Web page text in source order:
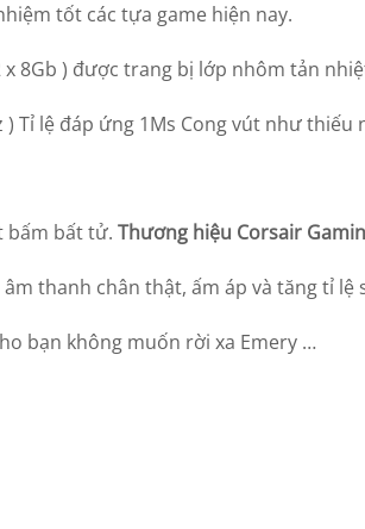
tốt các tựa game hiện nay.
x 8Gb ) được trang bị lớp nhôm tản
) Tỉ lệ đáp ứng 1Ms Cong vút như thiếu
bấm bất tử. Thương hiệu Corsair
thanh chân thật, ấm áp và tăng tỉ lệ
bạn không muốn rời xa Emery …